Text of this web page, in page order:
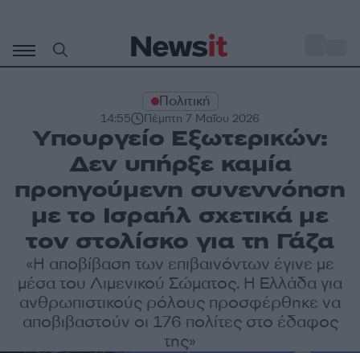
περιεχόμενο
Πολιτική
14:55 Πέμπτη 7 Μαΐου 2026
Υπουργείο Εξωτερικών:
Δεν υπήρξε καμία
προηγούμενη συνεννόηση
με το Ισραήλ σχετικά με
τον στολίσκο για τη Γάζα
«Η αποβίβαση των επιβαινόντων έγινε με
μέσα του Λιμενικού Σώματος. Η Ελλάδα για
ανθρωπιστικούς ρόλους προσφέρθηκε να
αποβιβαστούν οι 176 πολίτες στο έδαφος
της»